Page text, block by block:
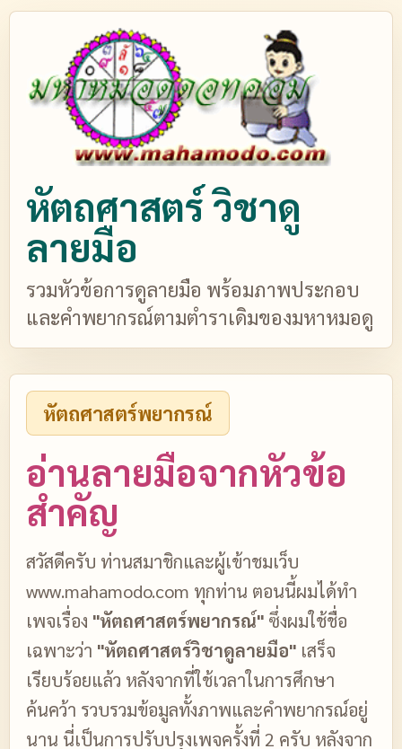
หัตถศาสตร์ วิชาดู
ลายมือ
รวมหัวข้อการดูลายมือ พร้อมภาพประกอบ
และคำพยากรณ์ตามตำราเดิมของมหาหมอดู
หัตถศาสตร์พยากรณ์
อ่านลายมือจากหัวข้อ
สำคัญ
สวัสดีครับ ท่านสมาชิกและผู้เข้าชมเว็บ
www.mahamodo.com ทุกท่าน ตอนนี้ผมได้ทำ
เพจเรื่อง "หัตถศาสตร์พยากรณ์" ซึ่งผมใช้ชื่อ
เฉพาะว่า "หัตถศาสตร์วิชาดูลายมือ" เสร็จ
เรียบร้อยแล้ว หลังจากที่ใช้เวลาในการศึกษา
ค้นคว้า รวบรวมข้อมูลทั้งภาพและคำพยากรณ์อยู่
นาน นี่เป็นการปรับปรุงเพจครั้งที่ 2 ครับ หลังจาก